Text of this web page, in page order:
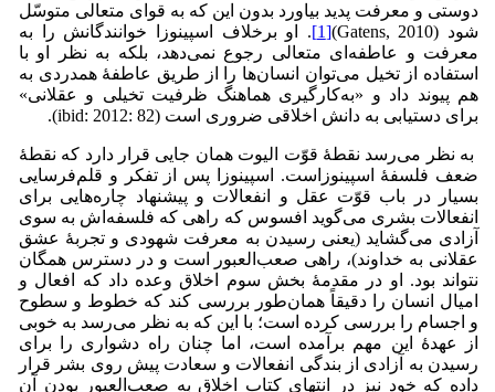
دوستی و معرفت پدید بیاورد بدون این که به قوای متعالی متوسّل
شود (Gatens, 2010)
[1]
. او برخلاف اسپینوزا خوانندگانش را به
معرفت و عاطفه‌ای متعالی رجوع نمی‌‌دهد، بلکه به نظر او با
استفاده از تخیل می‌توان انسان‌ها را از طریق عاطفۀ همدردی به
هم پیوند داد و «به‌کارگیری هماهنگ ظرفیت تخیلی و عقلانی»
برای دستیابی به دانش اخلاقی ضروری است (ibid: 2012: 82).
به نظر می‌‌رسد نقطۀ قوّت الیوت همان جایی قرار دارد که نقطۀ
ضعف فلسفۀ اسپینوزاست. اسپینوزا پس از تفکر و قلم‌فرسایی
بسیار در باب قوّت عقل و انفعالات و پیشنهاد چاره‌هایی برای
انفعالات بشری می‌‌گوید افسوس که راهی که فلسفه‌اش به سوی
آزادی می‌‌گشاید (یعنی رسیدن به معرفت شهودی و تجربۀ عشق
عقلانی به خداوند)، راهی صعب‌العبور است و در دسترس همگان
نتواند بود. او در مقدمۀ بخش سوم اخلاق وعده داد که افعال و
امیال انسان را دقیقاً همان‌طور بررسی کند که خطوط و سطوح
و اجسام را بررسی کرده است؛ با این که به نظر می‌‌رسد به خوبی
از عهدۀ این مهم برآمده است، اما چنان راه دشواری را برای
رسیدن به آزادی از بندگی انفعالات و سعادت پیش روی بشر قرار
داده که خود نیز در انتهای کتاب اخلاق به صعب‌العبور بودن آن